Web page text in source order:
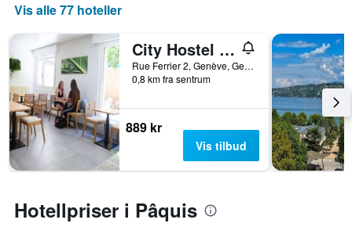
siste
dagene
Diagrammets
akse
gjennomsnittsprisen
på
et
rom
Vis alle 77 hoteller
City Hostel Geneva
Rue Ferrier 2, Genève, Geneve, Sveits
0,8 km fra sentrum
889 kr
Vis tilbud
Hotellpriser i Pâquis